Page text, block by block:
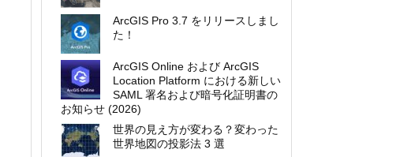
ArcGIS Pro 3.7 をリリースしまし
た！
ArcGIS Online および ArcGIS
Location Platform における新しい
SAML 署名および暗号化証明書の
お知らせ (2026)
世界の見え方が変わる？変わった
世界地図の投影法 3 選